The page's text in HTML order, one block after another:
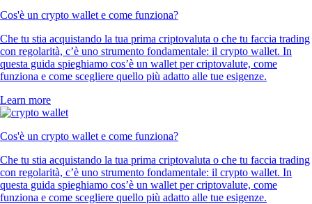
Cos'è un crypto wallet e come funziona?
Che tu stia acquistando la tua prima criptovaluta o che tu faccia trading
con regolarità, c’è uno strumento fondamentale: il crypto wallet. In
questa guida spieghiamo cos’è un wallet per criptovalute, come
funziona e come scegliere quello più adatto alle tue esigenze.
Learn more
Cos'è un crypto wallet e come funziona?
Che tu stia acquistando la tua prima criptovaluta o che tu faccia trading
con regolarità, c’è uno strumento fondamentale: il crypto wallet. In
questa guida spieghiamo cos’è un wallet per criptovalute, come
funziona e come scegliere quello più adatto alle tue esigenze.